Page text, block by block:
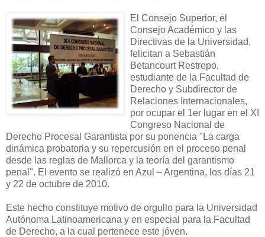
El Consejo Superior, el
Consejo Académico y las
Directivas de la Universidad,
felicitan a Sebastián
Betancourt Restrepo,
estudiante de la Facultad de
Derecho y Subdirector de
Relaciones Internacionales,
por ocupar el 1er lugar en el XI
Congreso Nacional de
Derecho Procesal Garantista por su ponencia "La carga
dinámica probatoria y su repercusión en el proceso penal
desde las reglas de Mallorca y la teoría del garantismo
penal". El evento se realizó en Azul – Argentina, los días 21
y 22 de octubre de 2010.
Este hecho constituye motivo de orgullo para la Universidad
Autónoma Latinoamericana y en especial para la Facultad
de Derecho, a la cual pertenece este jóven.